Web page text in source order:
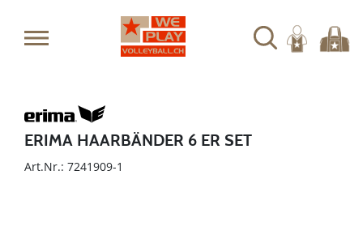
ERIMA HAARBÄNDER 6 ER SET
Art.Nr.: 7241909-1